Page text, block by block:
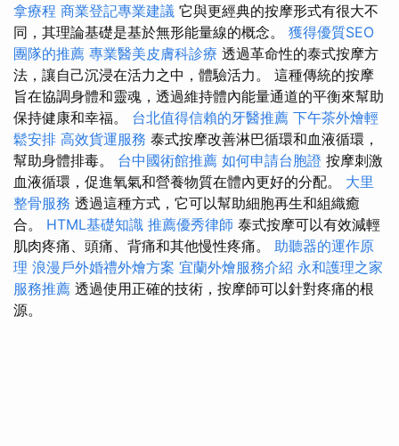
拿療程 商業登記專業建議 它與更經典的按摩形式有很大不
同，其理論基礎是基於無形能量線的概念。 獲得優質SEO
團隊的推薦 專業醫美皮膚科診療 透過革命性的泰式按摩方
法，讓自己沉浸在活力之中，體驗活力。 這種傳統的按摩
旨在協調身體和靈魂，透過維持體內能量通道的平衡來幫助
保持健康和幸福。 台北值得信賴的牙醫推薦 下午茶外燴輕
鬆安排 高效貨運服務 泰式按摩改善淋巴循環和血液循環，
幫助身體排毒。 台中國術館推薦 如何申請台胞證 按摩刺激
血液循環，促進氧氣和營養物質在體內更好的分配。 大里
整骨服務 透過這種方式，它可以幫助細胞再生和組織癒
合。 HTML基礎知識 推薦優秀律師 泰式按摩可以有效減輕
肌肉疼痛、頭痛、背痛和其他慢性疼痛。 助聽器的運作原
理 浪漫戶外婚禮外燴方案 宜蘭外燴服務介紹 永和護理之家
服務推薦 透過使用正確的技術，按摩師可以針對疼痛的根
源。